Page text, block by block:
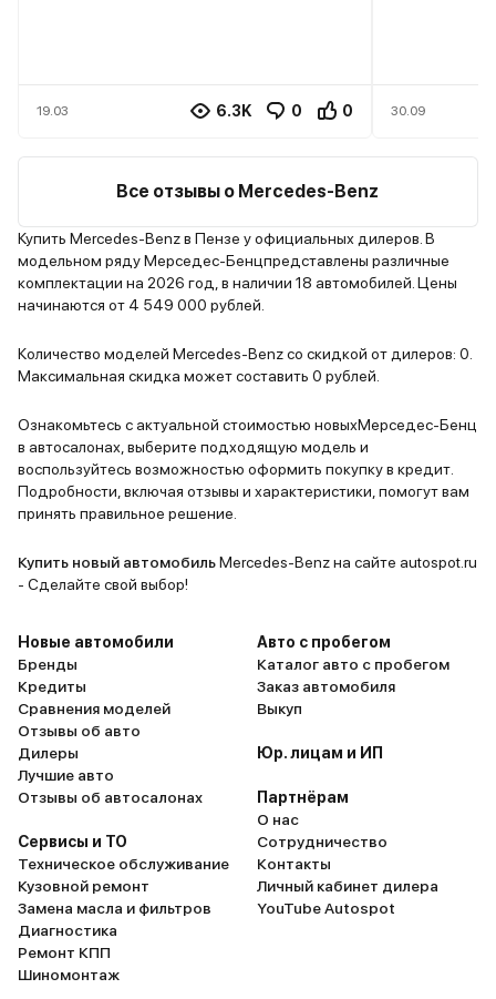
19.03 6.3K 0 0 30.09
Все отзывы о Mercedes-Benz
Купить Mercedes-Benz в Пензе у официальных дилеров. В
модельном ряду Мерседес-Бенцпредставлены различные
комплектации на 2026 год, в наличии 18 автомобилей. Цены
начинаются от 4 549 000 рублей.
Количество моделей Mercedes-Benz со скидкой от дилеров: 0.
Максимальная скидка может составить 0 рублей.
Ознакомьтесь с актуальной стоимостью новыхМерседес-Бенц
в автосалонах, выберите подходящую модель и
воспользуйтесь возможностью оформить покупку в кредит.
Подробности, включая отзывы и характеристики, помогут вам
принять правильное решение.
Купить новый автомобильMercedes-Benz на сайте autospot.ru
- Сделайте свой выбор!
Новые автомобили
Бренды
Кредиты
Сравнения моделей
Отзывы об авто
Дилеры
Лучшие авто
Отзывы об автосалонах
Сервисы и ТО
Техническое обслуживание
Кузовной ремонт
Замена масла и фильтров
Диагностика
Ремонт КПП
Шиномонтаж
Авто с пробегом
Каталог авто с пробегом
Заказ автомобиля
Выкуп
Юр. лицам и ИП
Партнёрам
О нас
Сотрудничество
Контакты
Личный кабинет дилера
YouTube Autospot